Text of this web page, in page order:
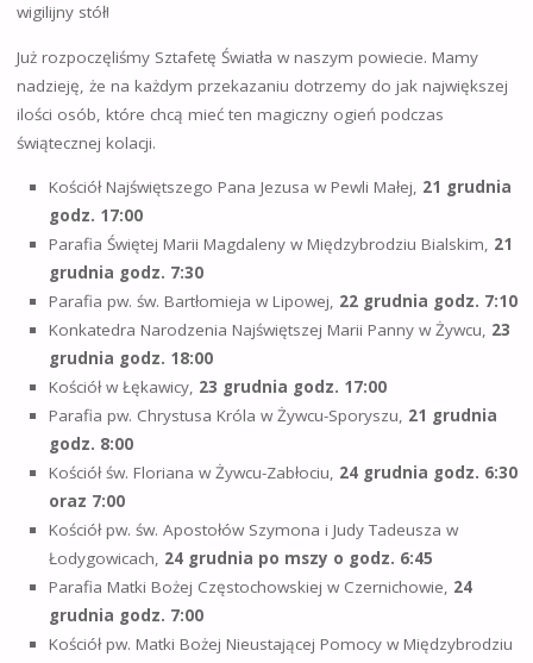
wigilijny stół!
Już rozpoczęliśmy Sztafetę Światła w naszym powiecie. Mamy
nadzieję, że na każdym przekazaniu dotrzemy do jak największej
ilości osób, które chcą mieć ten magiczny ogień podczas
świątecznej kolacji.
Kościół Najświętszego Pana Jezusa w Pewli Małej, 21 grudnia
godz. 17:00
Parafia Świętej Marii Magdaleny w Międzybrodziu Bialskim, 21
grudnia godz. 7:30
Parafia pw. św. Bartłomieja w Lipowej, 22 grudnia godz. 7:10
Konkatedra Narodzenia Najświętszej Marii Panny w Żywcu, 23
grudnia godz. 18:00
Kościół w Łękawicy, 23 grudnia godz. 17:00
Parafia pw. Chrystusa Króla w Żywcu-Sporyszu, 21 grudnia
godz. 8:00
Kościół św. Floriana w Żywcu-Zabłociu, 24 grudnia godz. 6:30
oraz 7:00
Kościół pw. św. Apostołów Szymona i Judy Tadeusza w
Łodygowicach, 24 grudnia po mszy o godz. 6:45
Parafia Matki Bożej Częstochowskiej w Czernichowie, 24
grudnia godz. 7:00
Kościół pw. Matki Bożej Nieustającej Pomocy w Międzybrodziu